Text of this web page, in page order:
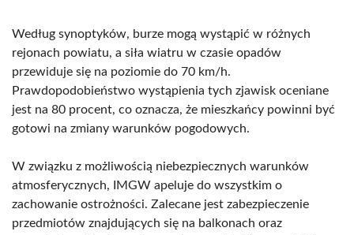
Według synoptyków, burze mogą wystąpić w różnych
rejonach powiatu, a siła wiatru w czasie opadów
przewiduje się na poziomie do 70 km/h.
Prawdopodobieństwo wystąpienia tych zjawisk oceniane
jest na 80 procent, co oznacza, że mieszkańcy powinni być
gotowi na zmiany warunków pogodowych.
W związku z możliwością niebezpiecznych warunków
atmosferycznych, IMGW apeluje do wszystkim o
zachowanie ostrożności. Zalecane jest zabezpieczenie
przedmiotów znajdujących się na balkonach oraz